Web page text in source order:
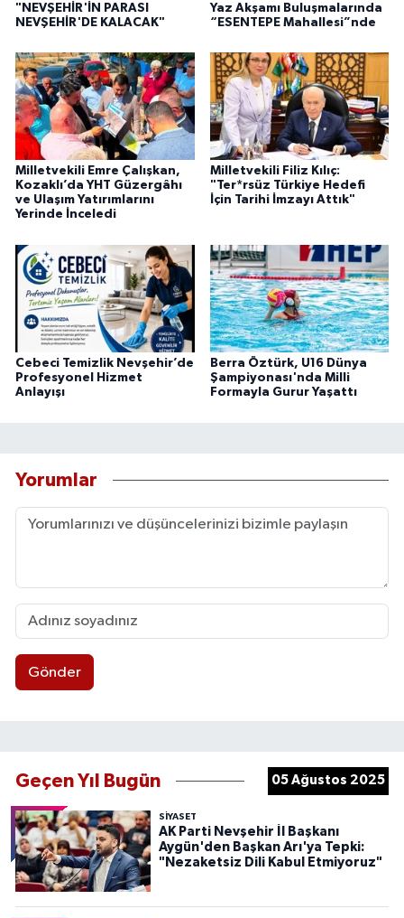
"NEVŞEHİR'İN PARASI
NEVŞEHİR'DE KALACAK"
Yaz Akşamı Buluşmalarında
“ESENTEPE Mahallesi”nde
Milletvekili Emre Çalışkan,
Kozaklı’da YHT Güzergâhı
ve Ulaşım Yatırımlarını
Yerinde İnceledi
Milletvekili Filiz Kılıç:
"Ter*rsüz Türkiye Hedefi
İçin Tarihi İmzayı Attık"
Cebeci Temizlik Nevşehir’de
Profesyonel Hizmet
Anlayışı
Berra Öztürk, U16 Dünya
Şampiyonası'nda Milli
Formayla Gurur Yaşattı
Yorumlar
Gönder
Geçen Yıl Bugün 05 Ağustos 2025
SIYASET
AK Parti Nevşehir İl Başkanı
Aygün'den Başkan Arı'ya Tepki:
"Nezaketsiz Dili Kabul Etmiyoruz"